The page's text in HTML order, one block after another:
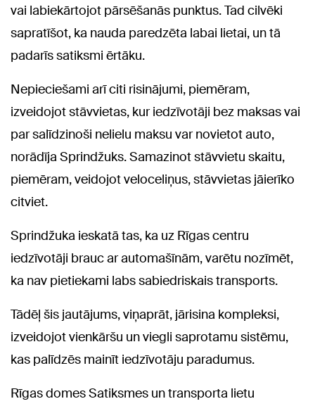
vai labiekārtojot pārsēšanās punktus. Tad cilvēki
sapratīšot, ka nauda paredzēta labai lietai, un tā
padarīs satiksmi ērtāku.
Nepieciešami arī citi risinājumi, piemēram,
izveidojot stāvvietas, kur iedzīvotāji bez maksas vai
par salīdzinoši nelielu maksu var novietot auto,
norādīja Sprindžuks. Samazinot stāvvietu skaitu,
piemēram, veidojot veloceliņus, stāvvietas jāierīko
citviet.
Sprindžuka ieskatā tas, ka uz Rīgas centru
iedzīvotāji brauc ar automašīnām, varētu nozīmēt,
ka nav pietiekami labs sabiedriskais transports.
Tādēļ šis jautājums, viņaprāt, jārisina kompleksi,
izveidojot vienkāršu un viegli saprotamu sistēmu,
kas palīdzēs mainīt iedzīvotāju paradumus.
Rīgas domes Satiksmes un transporta lietu